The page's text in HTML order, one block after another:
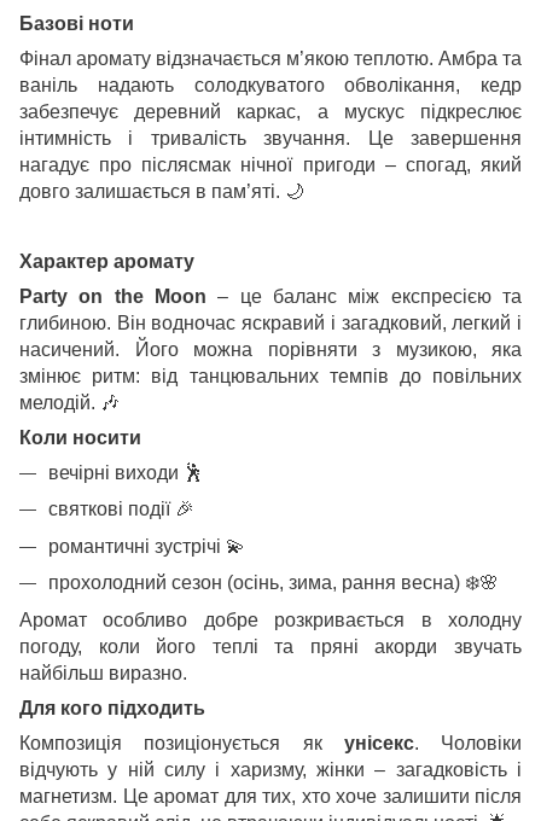
Базові ноти
Фінал аромату відзначається м’якою теплотю. Амбра та
ваніль надають солодкуватого обволікання, кедр
забезпечує деревний каркас, а мускус підкреслює
інтимність і тривалість звучання. Це завершення
нагадує про післясмак нічної пригоди – спогад, який
довго залишається в пам’яті. 🌙
Характер аромату
Party on the Moon – це баланс між експресією та
глибиною. Він водночас яскравий і загадковий, легкий і
насичений. Його можна порівняти з музикою, яка
змінює ритм: від танцювальних темпів до повільних
мелодій. 🎶
Коли носити
вечірні виходи 🕺
святкові події 🎉
романтичні зустрічі 💫
прохолодний сезон (осінь, зима, рання весна) ❄🌸
Аромат особливо добре розкривається в холодну
погоду, коли його теплі та пряні акорди звучать
найбільш виразно.
Для кого підходить
Композиція позиціонується як унісекс. Чоловіки
відчують у ній силу і харизму, жінки – загадковість і
магнетизм. Це аромат для тих, хто хоче залишити після